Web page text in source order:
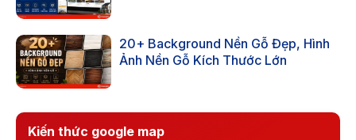
20+ Background Nền Gỗ Đẹp, Hình
Ảnh Nền Gỗ Kích Thước Lớn
Kiến thức google map